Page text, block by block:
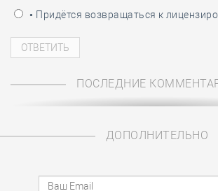
• Придётся возвращаться к
ПОСЛЕДНИЕ
ДОПОЛНИТЕЛЬНО